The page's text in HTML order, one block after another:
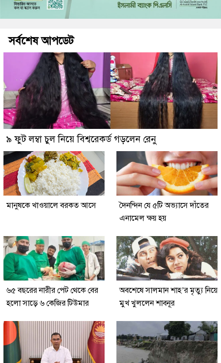
সর্বশেষ আপডেট
৯ ফুট লম্বা চুল নিয়ে বিশ্বরেকর্ড গড়লেন রেনু
মানুষকে খাওয়ালে বরকত আসে
দৈনন্দিন যে ৫টি অভ্যাসে দাঁতের
এনামেল ক্ষয় হয়
৬৫ বছরের নারীর পেট থেকে বের
হলো সাড়ে ৬ কেজির টিউমার
অবশেষে সালমান শাহ’র মৃত্যু নিয়ে
মুখ খুললেন শাবনূর